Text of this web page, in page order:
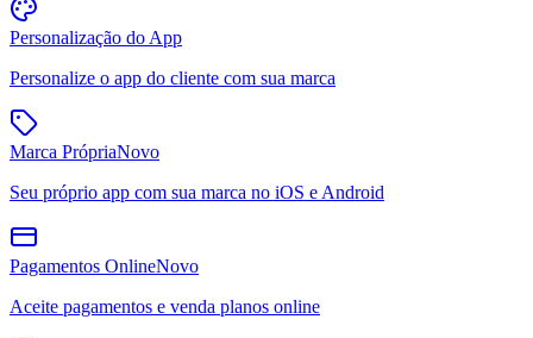
Personalização do App
Personalize o app do cliente com sua marca
Marca PrópriaNovo
Seu próprio app com sua marca no iOS e Android
Pagamentos OnlineNovo
Aceite pagamentos e venda planos online